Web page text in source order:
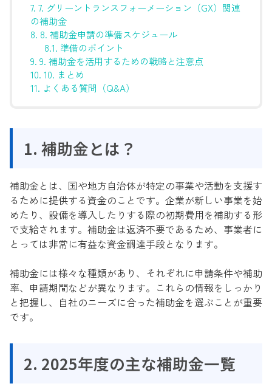
7. 7. グリーントランスフォーメーション（GX）関連
の補助金
8. 8. 補助金申請の準備スケジュール
8.1. 準備のポイント
9. 9. 補助金を活用するための戦略と注意点
10. 10. まとめ
11. よくある質問（Q&A）
1. 補助金とは？
補助金とは、国や地方自治体が特定の事業や活動を支援す
るために提供する資金のことです。企業が新しい事業を始
めたり、設備を導入したりする際の初期費用を補助する形
で支給されます。補助金は返済不要であるため、事業者に
とっては非常に有益な資金調達手段となります。
補助金には様々な種類があり、それぞれに申請条件や補助
率、申請期間などが異なります。これらの情報をしっかり
と把握し、自社のニーズに合った補助金を選ぶことが重要
です。
2. 2025年度の主な補助金一覧